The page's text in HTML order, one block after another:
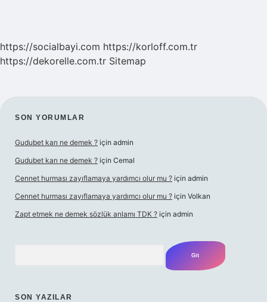
https://socialbayi.com https://korloff.com.tr
https://dekorelle.com.tr Sitemap
SIDEBAR
SON YORUMLAR
Gudubet karı ne demek ? için admin
Gudubet karı ne demek ? için Cemal
Cennet hurması zayıflamaya yardımcı olur mu ? için admin
Cennet hurması zayıflamaya yardımcı olur mu ? için Volkan
Zapt etmek ne demek sözlük anlamı TDK ? için admin
SON YAZILAR